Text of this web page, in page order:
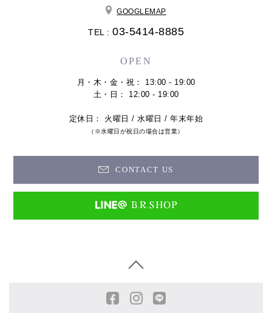
GOOGLEMAP
TEL : 03-5414-8885
OPEN
月・木・金・祝： 13:00 - 19:00
土・日： 12:00 - 19:00
定休日： 火曜日 / 水曜日 / 年末年始
（※水曜日が祝日の場合は営業）
CONTACT US